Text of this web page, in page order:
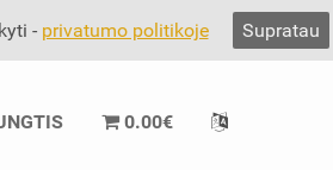
- privatumo politikoje Supratau
0.00€